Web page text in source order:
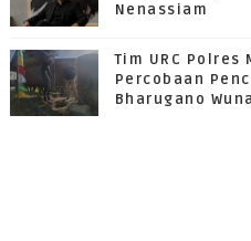
Nenassiam
Tim URC Polres
Percobaan
Bharugano Wuna